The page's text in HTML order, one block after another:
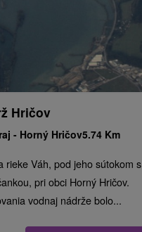
Hričov
- Horný Hričov5.74 Km
rieke Váh, pod jeho sútokom s
pri obci Horný Hričov.
vodnaj nádrže bolo...